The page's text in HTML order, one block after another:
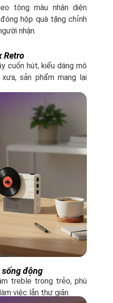
tông màu nhận diện
hộp quà tặng chỉnh
nhận.
Retro
cuốn hút, kiểu dáng mô
sản phẩm mang lại
sống động
treble trong trẻo, phù
việc lẫn thư giãn.